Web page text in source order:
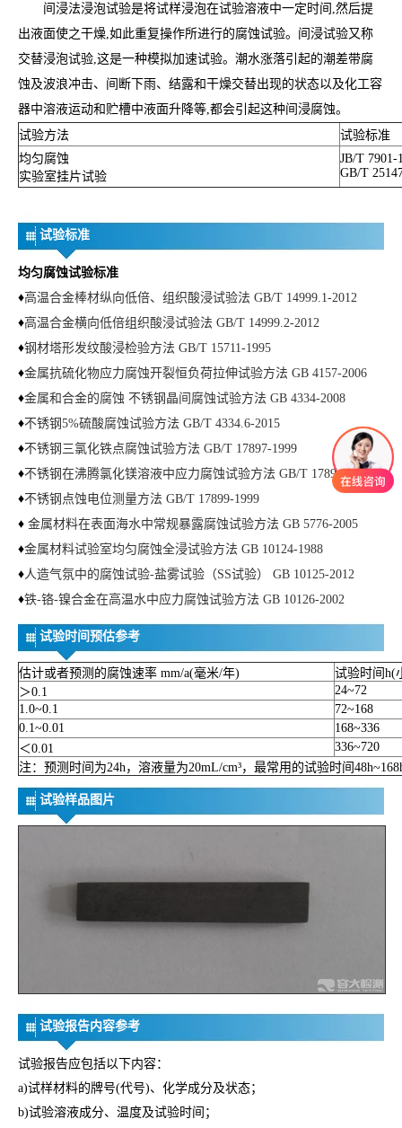
间浸法浸泡试验是将试样浸泡在试验溶液中一定时间,然后提
出液面使之干燥,如此重复操作所进行的腐蚀试验。间浸试验又称
交替浸泡试验,这是一种模拟加速试验。潮水涨落引起的潮差带腐
蚀及波浪冲击、间断下雨、结露和干燥交替出现的状态以及化工容
器中溶液运动和贮槽中液面升降等,都会引起这种间浸腐蚀。
试验方法
试验标准
均匀腐蚀
实验室挂片试验
JB/T 7901-
GB/T
试验标准
均匀腐蚀试验标准
♦高温合金棒材纵向低倍、组织酸浸试验法 GB/T 14999.1-2012
♦高温合金横向低倍组织酸浸试验法 GB/T 14999.2-2012
♦钢材塔形发纹酸浸检验方法 GB/T 15711-1995
♦金属抗硫化物应力腐蚀开裂恒负荷拉伸试验方法 GB 4157-2006
♦金属和合金的腐蚀 不锈钢晶间腐蚀试验方法 GB 4334-2008
♦不锈钢5%硫酸腐蚀试验方法 GB/T 4334.6-2015
♦不锈钢三氯化铁点腐蚀试验方法 GB/T 17897-1999
♦不锈钢在沸腾氯化镁溶液中应力腐蚀试验方法 GB/T 17898-1999
♦不锈钢点蚀电位测量方法 GB/T 17899-1999
♦ 金属材料在表面海水中常规暴露腐蚀试验方法 GB 5776-2005
♦金属材料试验室均匀腐蚀全浸试验方法 GB 10124-1988
♦人造气氛中的腐蚀试验-盐雾试验（SS试验） GB 10125-2012
♦铁-铬-镍合金在高温水中应力腐蚀试验方法 GB 10126-2002
试验时间预估参考
估计或者预测的腐蚀速率 mm/a(毫米/年)
试验时间h(
＞0.1
24~72
1.0~0.1
72~168
0.1~0.01
168~336
＜0.01
336~720
注：预测时间为24h，溶液量为20mL/cm³，最常用的试验时间
试验样品图片
试验报告内容参考
试验报告应包括以下内容：
a)试样材料的牌号(代号)、化学成分及状态；
b)试验溶液成分、温度及试验时间；